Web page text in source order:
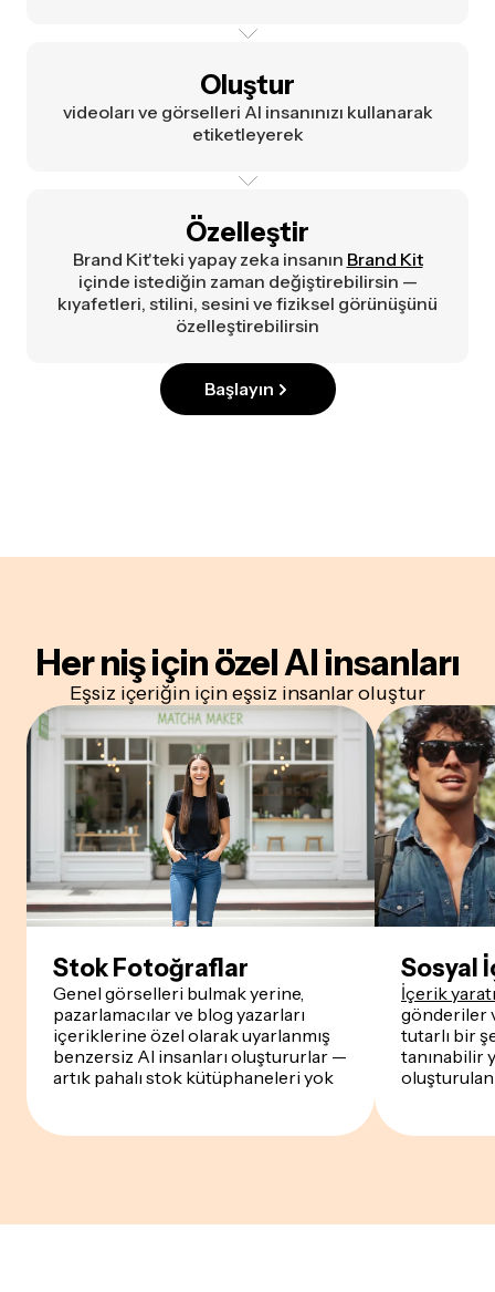
Oluştur
videoları ve görselleri AI insanınızı kullanarak
etiketleyerek
Özelleştir
Brand Kit'teki yapay zeka insanın Brand Kit
içinde istediğin zaman değiştirebilirsin —
kıyafetleri, stilini, sesini ve fiziksel görünüşünü
özelleştirebilirsin
Başlayın
Her niş için özel AI insanları
Eşsiz içeriğin için eşsiz insanlar oluştur
Stok Fotoğraflar
Genel görselleri bulmak yerine,
pazarlamacılar ve blog yazarları
içeriklerine özel olarak uyarlanmış
benzersiz AI insanları oluştururlar —
artık pahalı stok kütüphaneleri yok
Sosyal
İçerik
gönderiler
tutarlı bir
tanınabilir